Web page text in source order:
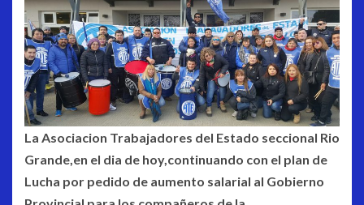
La Asociacion Trabajadores del Estado seccional Rio
Grande,en el dia de hoy,continuando con el plan de
Lucha por pedido de aumento salarial al Gobierno